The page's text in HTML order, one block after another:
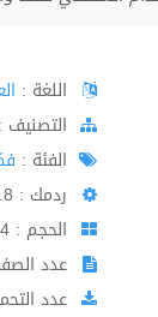
اللغة :
اﻟﺘﺼﻨﻴﻒ :
الفئة :
ردمك : 978.9938.79.180.8
الحجم : 0.94 Mo
عدد
عدد